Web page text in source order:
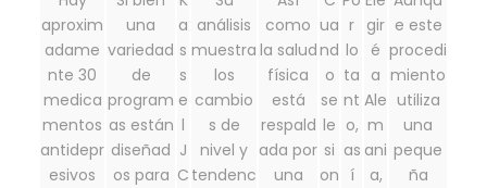
aproxim
adame
nte 30
medica
mentos
antidepr
esivos
una
variedad
de
program
as están
diseñad
os para
a
s
s
e
l
J
C
análisis
muestra
los
cambio
s de
nivel y
tendenc
como
la salud
física
está
respald
ada por
una
ua
nd
o
se
le
si
on
r
lo
ta
nt
o,
as
í
gir
é
a
Ale
m
ani
a,
e este
procedi
miento
utiliza
una
peque
ña